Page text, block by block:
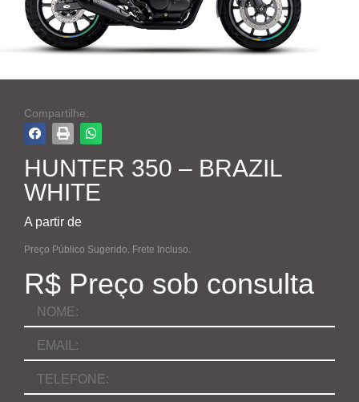
Compartilhe:
HUNTER 350 – BRAZIL
WHITE
A partir de
Preço Público Sugerido. Frete Incluso.
R$ Preço sob consulta